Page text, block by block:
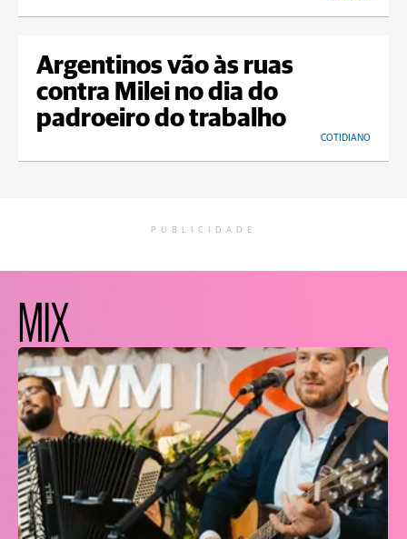
Argentinos vão às ruas
contra Milei no dia do
padroeiro do trabalho
COTIDIANO
PUBLICIDADE
MIX